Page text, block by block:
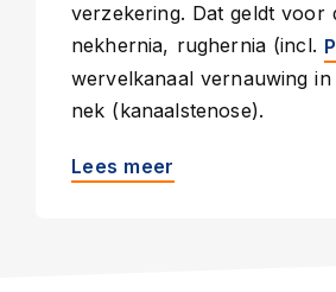
verzekering. Dat geldt voor
nekhernia, rughernia (incl.
wervelkanaal vernauwing
nek (kanaalstenose).
Lees meer